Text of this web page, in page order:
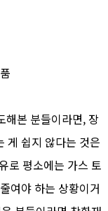
해본 분들이라면, 장
게 쉽지 않다는 것은
로 평소에는 가스 토
여야 하는 상황이거